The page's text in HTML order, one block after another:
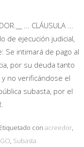
... CLÁUSULA ...
de ejecución judicial,
Se intimará de pago al
por su deuda tanto
no verificándose el
subasta, por el
Etiquetado con acreedor,
, Subasta